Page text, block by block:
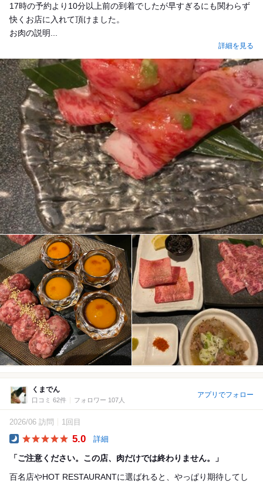
17時の予約より10分以上前の到着でしたが早すぎるにも関わらず
快くお店に入れて頂けました。
お肉の説明...
詳細を見る
くまでん
口コミ 62件 フォロワー 107人
アプリでフォロー
2026/06 訪問 1回目
5.0 詳細
「ご注意ください。この店、肉だけでは終わりません。」
百名店やHOT RESTAURANTに選ばれると、やっぱり期待してし